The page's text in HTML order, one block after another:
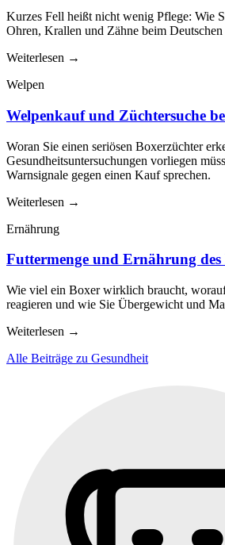
Kurzes Fell heißt nicht wenig Pflege: Wie
Ohren, Krallen und Zähne beim
Weiterlesen →
Welpen
Welpenkauf und Züchtersuche
Woran Sie einen seriösen Boxerzüchter
Gesundheitsuntersuchungen vorliegen
Warnsignale gegen einen Kauf sprechen.
Weiterlesen →
Ernährung
Futtermenge und Ernährung des
Wie viel ein Boxer wirklich braucht,
reagieren und wie Sie Übergewicht und
Weiterlesen →
Alle Beiträge zu Gesundheit